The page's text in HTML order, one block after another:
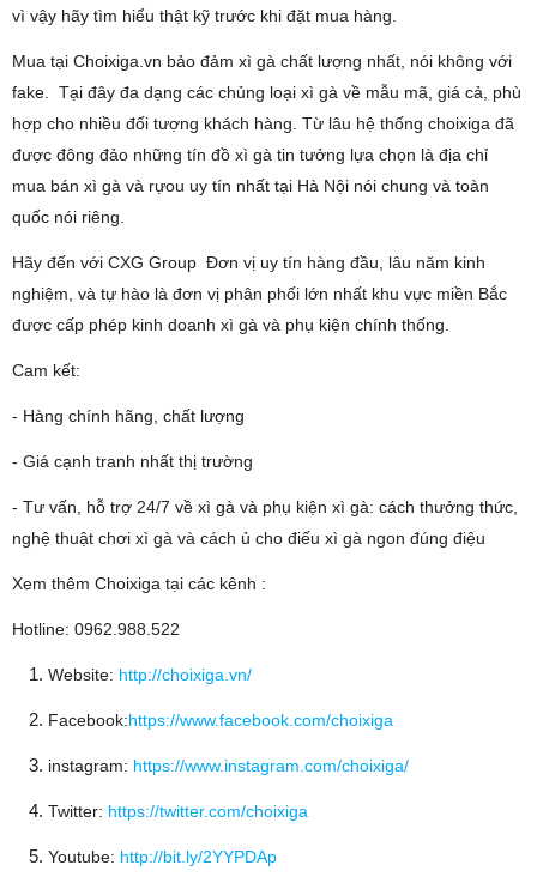
vì vậy hãy tìm hiểu thật kỹ trước khi đặt mua hàng.
Mua tại Choixiga.vn bảo đảm xì gà chất lượng nhất, nói không với
fake. Tại đây đa dạng các chủng loại xì gà về mẫu mã, giá cả, phù
hợp cho nhiều đối tượng khách hàng. Từ lâu hệ thống choixiga đã
được đông đảo những tín đồ xì gà tin tưởng lựa chọn là địa chỉ
mua bán xì gà và rựou uy tín nhất tại Hà Nội nói chung và toàn
quốc nói riêng.
Hãy đến với CXG Group Đơn vị uy tín hàng đầu, lâu năm kinh
nghiệm, và tự hào là đơn vị phân phối lớn nhất khu vực miền Bắc
được cấp phép kinh doanh xì gà và phụ kiện chính thống.
Cam kết:
- Hàng chính hãng, chất lượng
- Giá cạnh tranh nhất thị trường
- Tư vấn, hỗ trợ 24/7 về xì gà và phụ kiện xì gà: cách thưởng thức,
nghệ thuật chơi xì gà và cách ủ cho điếu xì gà ngon đúng điệu
Xem thêm Choixiga tại các kênh :
Hotline: 0962.988.522
Website: http://choixiga.vn/
Facebook:https://www.facebook.com/choixiga
instagram: https://www.instagram.com/choixiga/
Twitter: https://twitter.com/choixiga
Youtube: http://bit.ly/2YYPDAp